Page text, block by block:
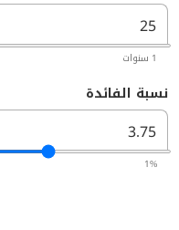
1 سنوات
نسبة الفائدة
1%